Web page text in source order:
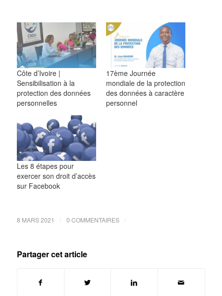
Côte d’Ivoire |
Sensibilisation à la
protection des données
personnelles
17ème Journée
mondiale de la protection
des données à caractère
personnel
Les 8 étapes pour
exercer son droit d’accès
sur Facebook
8 MARS 2021 0 COMMENTAIRES
Partager cet article